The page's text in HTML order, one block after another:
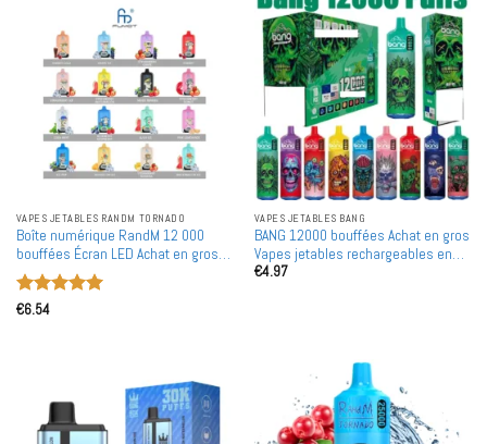
VAPES JETABLES RANDM TORNADO
Boîte numérique RandM 12 000
bouffées Écran LED Achat en gros
Vape jetable rechargeable en vente
en gros
Note
€6.54
VAPES JETABLES BANG
BANG 12000 bouffées Achat en gros
Vapes jetables rechargeables en
gros
€4.97